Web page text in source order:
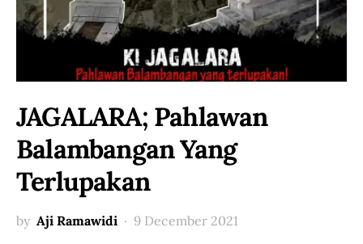
JAGALARA; Pahlawan
Balambangan Yang
Terlupakan
by Aji Ramawidi
9 December 2021